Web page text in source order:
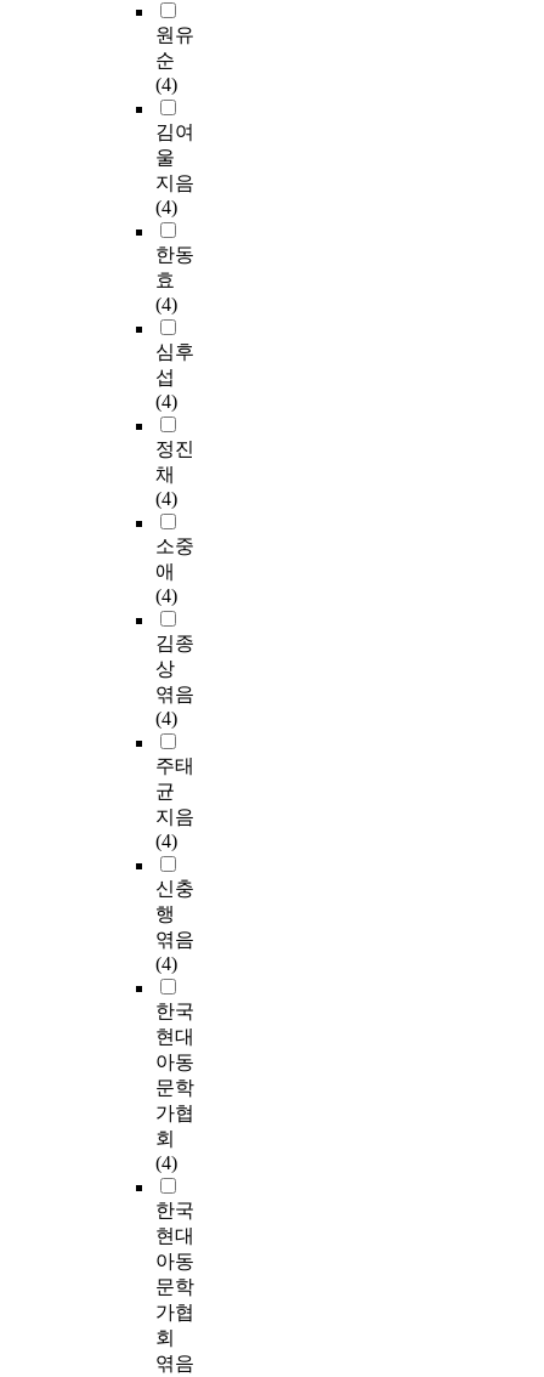
원유
순
(4)
김여
울
지음
(4)
한동
효
(4)
심후
섭
(4)
정진
채
(4)
소중
애
(4)
김종
상
엮음
(4)
주태
균
지음
(4)
신충
행
엮음
(4)
한국
현대
아동
문학
가협
회
(4)
한국
현대
아동
문학
가협
회
엮음